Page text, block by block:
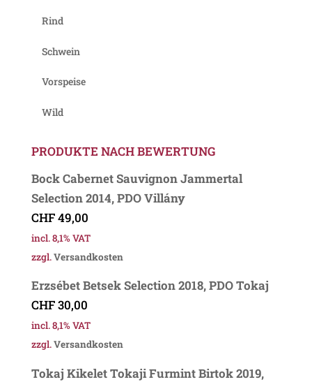
Rind
Schwein
Vorspeise
Wild
PRODUKTE NACH BEWERTUNG
Bock Cabernet Sauvignon Jammertal
Selection 2014, PDO Villány
CHF49,00
incl. 8,1% VAT
zzgl.Versandkosten
Erzsébet Betsek Selection 2018, PDO Tokaj
CHF30,00
incl. 8,1% VAT
zzgl.Versandkosten
Tokaj Kikelet Tokaji Furmint Birtok 2019,